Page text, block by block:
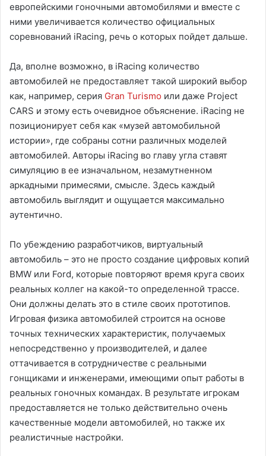
европейскими гоночными автомобилями и вместе с
ними увеличивается количество официальных
соревнований iRacing, речь о которых пойдет дальше.
Да, вполне возможно, в iRacing количество
автомобилей не предоставляет такой широкий выбор
как, например, серия Gran Turismo или даже Project
CARS и этому есть очевидное объяснение. iRacing не
позиционирует себя как «музей автомобильной
истории», где собраны сотни различных моделей
автомобилей. Авторы iRacing во главу угла ставят
симуляцию в ее изначальном, незамутненном
аркадными примесями, смысле. Здесь каждый
автомобиль выглядит и ощущается максимально
аутентично.
По убеждению разработчиков, виртуальный
автомобиль – это не просто создание цифровых копий
BMW или Ford, которые повторяют время круга своих
реальных коллег на какой-то определенной трассе.
Они должны делать это в стиле своих прототипов.
Игровая физика автомобилей строится на основе
точных технических характеристик, получаемых
непосредственно у производителей, и далее
оттачивается в сотрудничестве с реальными
гонщиками и инженерами, имеющими опыт работы в
реальных гоночных командах. В результате игрокам
предоставляется не только действительно очень
качественные модели автомобилей, но также их
реалистичные настройки.